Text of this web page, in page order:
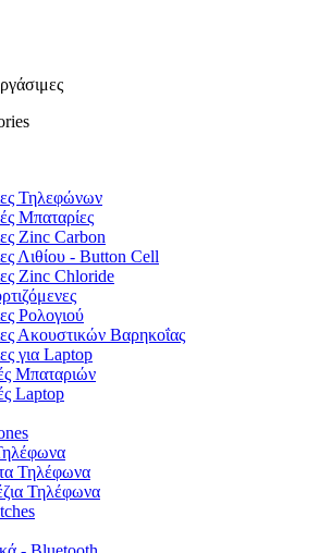
Τηλεφώνων
Μπαταρίες
Zinc Carbon
Λιθίου - Button Cell
Zinc Chloride
Ρολογιού
Ακουστικών Βαρηκοΐας
για Laptop
Μπαταριών
Laptop
Τηλέφωνα
Τηλέφωνα